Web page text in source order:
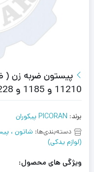
پیستون ضربه زن (
11210 و 1185 و 11228
برند: PICORAN پیکوران
دسته‌بندی‌ها: شاتون ،
(لوازم یدکی)
ویژگی های محصول: